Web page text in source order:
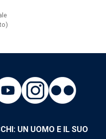
UN UOMO E IL SUO